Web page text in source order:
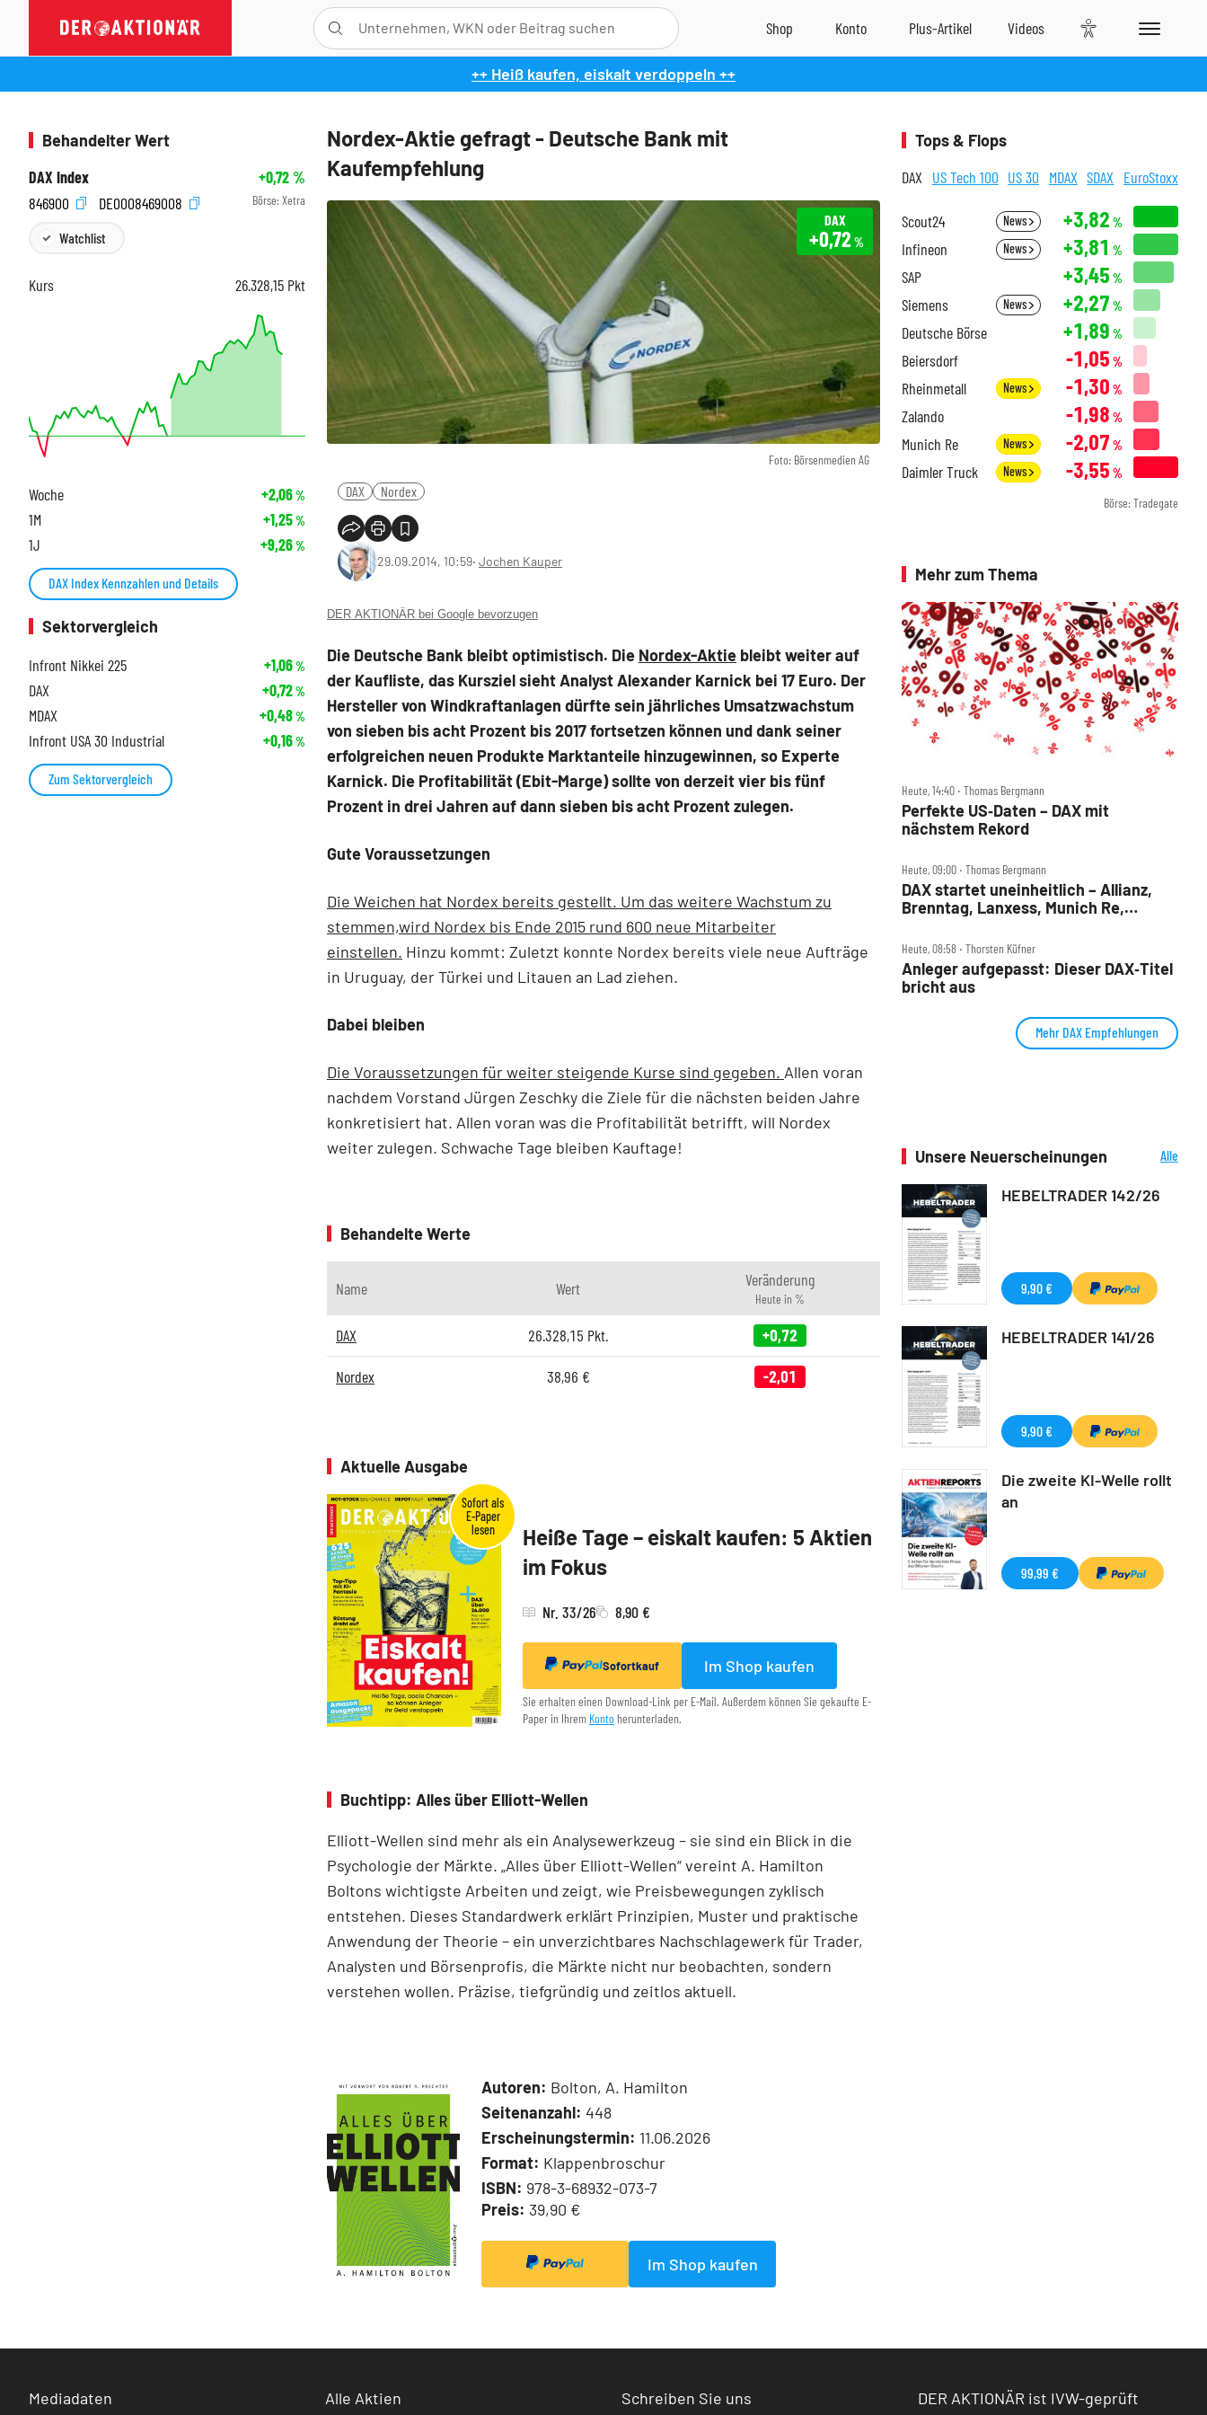
++ Heiß kaufen, eiskalt verdoppeln ++
Nordex-Aktie gefragt - Deutsche Bank mit
Kaufempfehlung
Foto: Börsenmedien AG
DAX
+0,72%
DAX Nordex
29.09.2014, 10:59‧ Jochen Kauper
DER AKTIONÄR bei Google bevorzugen
Die Deutsche Bank bleibt optimistisch. Die Nordex-Aktie bleibt weiter auf
der Kaufliste, das Kursziel sieht Analyst Alexander Karnick bei 17 Euro. Der
Hersteller von Windkraftanlagen dürfte sein jährliches Umsatzwachstum
von sieben bis acht Prozent bis 2017 fortsetzen können und dank seiner
erfolgreichen neuen Produkte Marktanteile hinzugewinnen, so Experte
Karnick. Die Profitabilität (Ebit-Marge) sollte von derzeit vier bis fünf
Prozent in drei Jahren auf dann sieben bis acht Prozent zulegen.
Gute Voraussetzungen
Die Weichen hat Nordex bereits gestellt. Um das weitere Wachstum zu
stemmen,wird Nordex bis Ende 2015 rund 600 neue Mitarbeiter
einstellen. Hinzu kommt: Zuletzt konnte Nordex bereits viele neue Aufträge
in Uruguay, der Türkei und Litauen an Lad ziehen.
Dabei bleiben
Die Voraussetzungen für weiter steigende Kurse sind gegeben. Allen voran
nachdem Vorstand Jürgen Zeschky die Ziele für die nächsten beiden Jahre
konkretisiert hat. Allen voran was die Profitabilität betrifft, will Nordex
weiter zulegen. Schwache Tage bleiben Kauftage!
Behandelte Werte
Name Wert Veränderung
Heute in %
DAX 26.328,15 Pkt. +0,72
Nordex 38,96 € -2,01
Aktuelle Ausgabe
Heiße Tage – eiskalt kaufen: 5 Aktien
im Fokus
Nr. 33/26 8,90 €
Sofortkauf Im Shop kaufen
Sie erhalten einen Download-Link per E-Mail. Außerdem können Sie gekaufte E-
Paper in Ihrem Konto herunterladen.
Buchtipp: Alles über Elliott-Wellen
Elliott-Wellen sind mehr als ein Analysewerkzeug – sie sind ein Blick in die
Psychologie der Märkte. „Alles über Elliott-Wellen“ vereint A. Hamilton
Boltons wichtigste Arbeiten und zeigt, wie Preisbewegungen zyklisch
entstehen. Dieses Standardwerk erklärt Prinzipien, Muster und praktische
Anwendung der Theorie – ein unverzichtbares Nachschlagewerk für Trader,
Analysten und Börsenprofis, die Märkte nicht nur beobachten, sondern
verstehen wollen. Präzise, tiefgründig und zeitlos aktuell.
Autoren: Bolton, A. Hamilton
Seitenanzahl: 448
Erscheinungstermin: 11.06.2026
Format: Klappenbroschur
ISBN: 978-3-68932-073-7
Preis: 39,90 €
Im Shop kaufen
Behandelter Wert
DAX Index
+0,72%
846900
DE0008469008 Börse: Xetra
Watchlist
Kurs 26.328,15 Pkt
Woche +2,06%
1M +1,25%
1J +9,26%
DAX Index Kennzahlen und Details
Sektorvergleich
Infront Nikkei 225
+1,06%
DAX +0,72%
MDAX +0,48%
Infront USA 30 Industrial +0,16%
Zum Sektorvergleich
Tops & Flops
DAX US Tech 100 US 30 MDAX SDAX EuroStoxx
Scout24 News +3,82 %
Infineon News +3,81 %
SAP +3,45 %
Siemens News +2,27 %
Deutsche Börse +1,89 %
Beiersdorf -1,05 %
Rheinmetall News -1,30 %
Zalando -1,98 %
Munich Re News -2,07 %
Daimler Truck News -3,55 %
Börse: Tradegate
Mehr zum Thema
Heute, 14:40 ‧ Thomas Bergmann
Perfekte US‑Daten – DAX mit
nächstem Rekord
Heute, 09:00 ‧ Thomas Bergmann
DAX startet uneinheitlich – Allianz,
Brenntag, Lanxess, Munich Re,
Heute, 08:58 ‧ Thorsten Küfner
Anleger aufgepasst: Dieser DAX‑Titel
bricht aus
Mehr DAX Empfehlungen
Unsere Neuerscheinungen
Alle
HEBELTRADER 142/26
9,90 €
HEBELTRADER 141/26
9,90 €
Die zweite KI-Welle rollt
an
99,99 €
Mediadaten Alle Aktien Schreiben Sie uns DER AKTIONÄR ist IVW-geprüft